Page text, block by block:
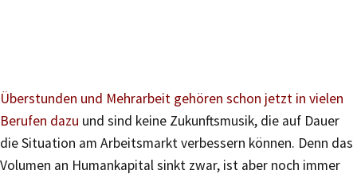
Überstunden und Mehrarbeit gehören schon jetzt in vielen
Berufen dazu und sind keine Zukunftsmusik, die auf Dauer
die Situation am Arbeitsmarkt verbessern können. Denn das
Volumen an Humankapital sinkt zwar, ist aber noch immer